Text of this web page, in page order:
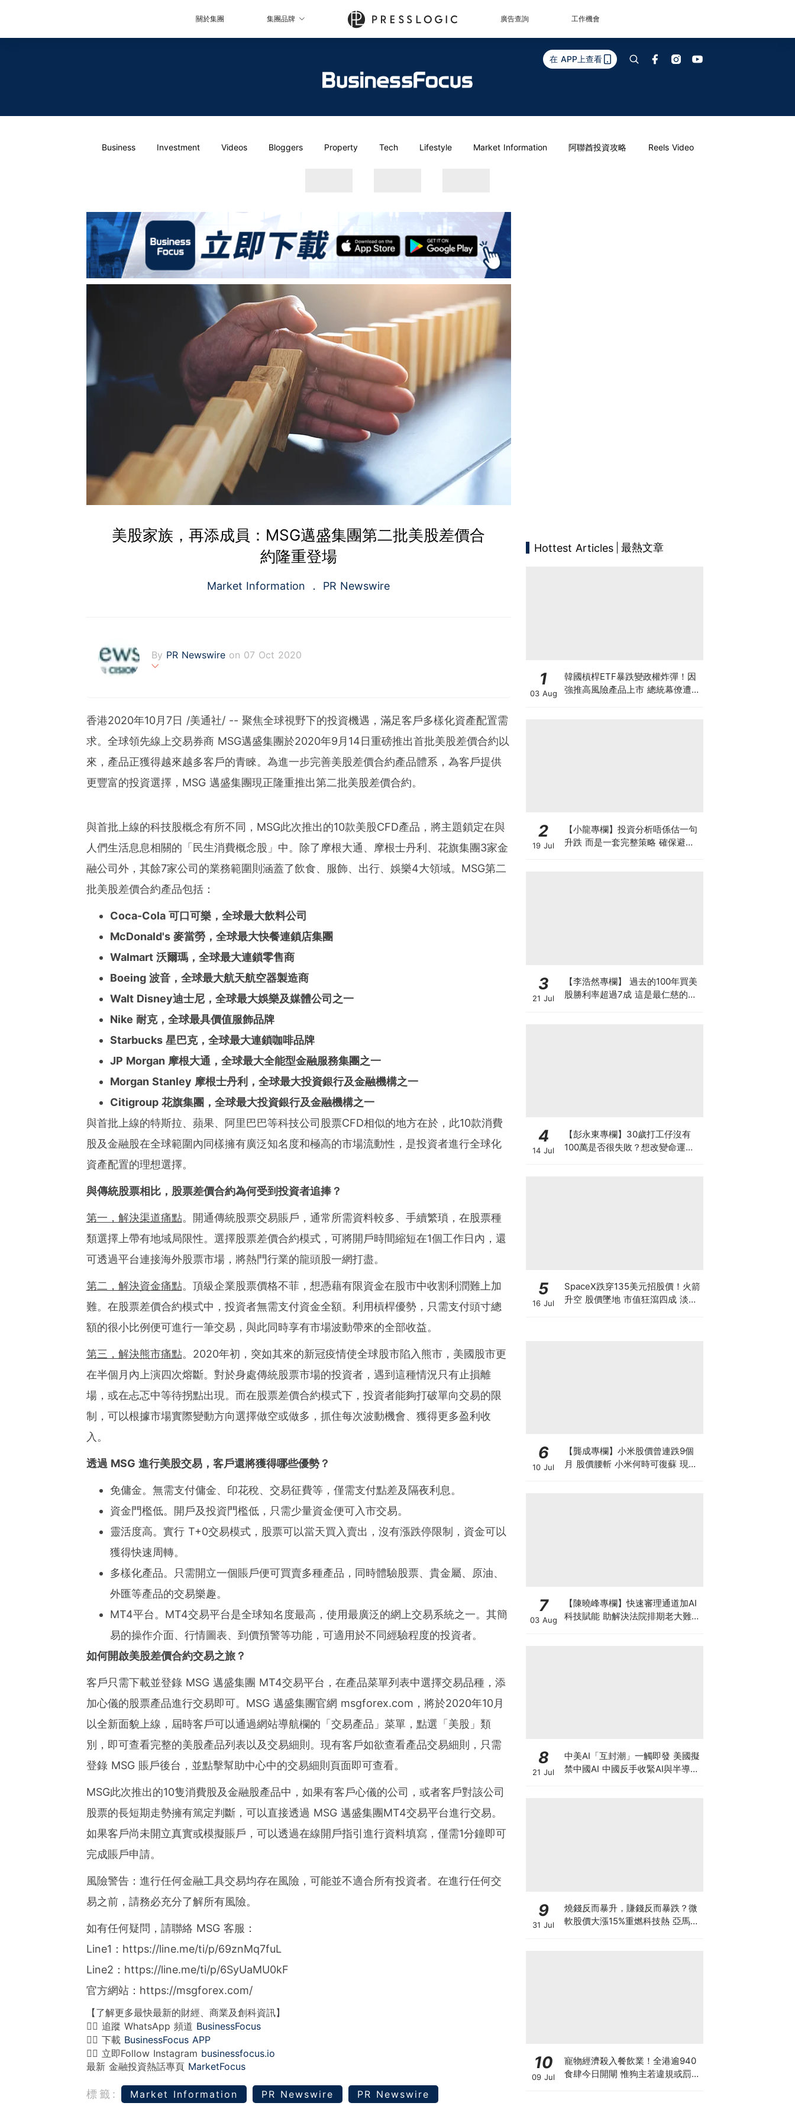
關於集團 集團品牌 廣告查詢 工作機會
在 APP上查看
Business Investment Videos Bloggers Property Tech Lifestyle Market Information 阿聯酋投資攻略 Reels Video
美股家族，再添成員：MSG邁盛集團第二批美股差價合
約隆重登場
Market Information PR Newswire
By PR Newswire on 07 Oct 2020
marketers, corporate communicators and investor relations professionals le
verage to engage key audiences. Having pioneered the commercial news di
stribution industry since 1954, PR Newswire today provides end-to-end solu
t across traditional, digital, mobile and social channels. Combining the worl
d's largest multi-channel content distribution and optimization network with
comprehensive workflow tools and platforms, PR Newswire powers the stor
Asia-Pacific regions.
香港2020年10月7日 /美通社/ -- 聚焦全球視野下的投資機遇，滿足客戶多樣化資產配置需
求。全球領先線上交易券商 MSG邁盛集團於2020年9月14日重磅推出首批美股差價合約以
來，產品正獲得越來越多客戶的青睞。為進一步完善美股差價合約產品體系，為客戶提供
更豐富的投資選擇，MSG 邁盛集團現正隆重推出第二批美股差價合約。
與首批上線的科技股概念有所不同，MSG此次推出的10款美股CFD產品，將主題鎖定在與
人們生活息息相關的「民生消費概念股」中。除了摩根大通、摩根士丹利、花旗集團3家金
融公司外，其餘7家公司的業務範圍則涵蓋了飲食、服飾、出行、娛樂4大領域。MSG第二
批美股差價合約產品包括：
Coca-Cola 可口可樂，全球最大飲料公司
McDonald's 麥當勞，全球最大快餐連鎖店集團
Walmart 沃爾瑪，全球最大連鎖零售商
Boeing 波音，全球最大航天航空器製造商
Walt Disney迪士尼，全球最大娛樂及媒體公司之一
Nike 耐克，全球最具價值服飾品牌
Starbucks 星巴克，全球最大連鎖咖啡品牌
JP Morgan 摩根大通，全球最大全能型金融服務集團之一
Morgan Stanley 摩根士丹利，全球最大投資銀行及金融機構之一
Citigroup 花旗集團，全球最大投資銀行及金融機構之一
與首批上線的特斯拉、蘋果、阿里巴巴等科技公司股票CFD相似的地方在於，此10款消費
股及金融股在全球範圍內同樣擁有廣泛知名度和極高的市場流動性，是投資者進行全球化
資產配置的理想選擇。
與傳統股票相比，股票差價合約為何受到投資者追捧？
第一，解決渠道痛點。開通傳統股票交易賬戶，通常所需資料較多、手續繁瑣，在股票種
類選擇上帶有地域局限性。選擇股票差價合約模式，可將開戶時間縮短在1個工作日內，還
可透過平台連接海外股票市場，將熱門行業的龍頭股一網打盡。
第二，解決資金痛點。頂級企業股票價格不菲，想憑藉有限資金在股市中收割利潤難上加
難。在股票差價合約模式中，投資者無需支付資金全額。利用槓桿優勢，只需支付頭寸總
額的很小比例便可進行一筆交易，與此同時享有市場波動帶來的全部收益。
第三，解決熊市痛點。2020年初，突如其來的新冠疫情使全球股市陷入熊市，美國股市更
在半個月內上演四次熔斷。對於身處傳統股票市場的投資者，遇到這種情況只有止損離
場，或在忐忑中等待拐點出現。而在股票差價合約模式下，投資者能夠打破單向交易的限
制，可以根據市場實際變動方向選擇做空或做多，抓住每次波動機會、獲得更多盈利收
入。
透過 MSG 進行美股交易， 客戶還將獲得哪些優勢？
免傭金。無需支付傭金、印花稅、交易征費等，僅需支付點差及隔夜利息。
資金門檻低。開戶及投資門檻低，只需少量資金便可入市交易。
靈活度高。實行 T+0交易模式，股票可以當天買入賣出，沒有漲跌停限制，資金可以
獲得快速周轉。
多樣化產品。只需開立一個賬戶便可買賣多種產品，同時體驗股票、貴金屬、原油、
外匯等產品的交易樂趣。
MT4平台。MT4交易平台是全球知名度最高，使用最廣泛的網上交易系統之一。其簡
易的操作介面、行情圖表、到價預警等功能，可適用於不同經驗程度的投資者。
如何開啟美股差價合約交易之旅？
客戶只需下載並登錄 MSG 邁盛集團 MT4交易平台 ，在產品菜單列表中選擇交易品種， 添
加心儀的股票產品進行交易即可。MSG 邁盛集團官網 msgforex.com ，將於2020年10月
以全新面貌上線，屆時客戶可以通過網站導航欄的「交易產品」菜單，點選「美股」類
別，即可查看完整的美股產品列表以及交易細則。現有客戶如欲查看產品交易細則，只需
登錄 MSG 賬戶後台，並點擊幫助中心中的交易細則 頁面即可查看。
MSG此次推出的10隻消費股及金融股產品中 ，如果有客戶心儀的公司，或者客戶對該公司
股票的長短期走勢擁有篤定判斷，可以直接透過 MSG 邁盛集團MT4交易平台進行交易。
如果客戶尚未開立真實或模擬賬戶，可以透過在線開戶指引 進行資料填寫，僅需1分鐘即可
完成賬戶申請。
風險警告：進行任何金融工具交易均存在風險，可能並不適合所有投資者。在進行任何交
易之前，請務必充分了解所有風險。
如有任何疑問，請聯絡 MSG 客服：
Line1：https://line.me/ti/p/69znMq7fuL
Line2：https://line.me/ti/p/6SyUaMU0kF
官方網站： https://msgforex.com/
【了解更多最快最新的財經、商業及創科資訊】
👉🏻 追蹤 WhatsApp 頻道 BusinessFocus
👉🏻 下載 BusinessFocus APP
👉🏻 立即Follow Instagram businessfocus.io
最新 金融投資熱話專頁 MarketFocus
標籤: Market Information PR Newswire PR Newswire
Hottest Articles 最熱文章
1
03 Aug
韓國槓桿ETF暴跌變政權炸彈！因
強推高風險產品上市 總統幕僚遭刑
2
19 Jul
【小龍專欄】投資分析唔係估一句
升跌 而是一套完整策略 確保避開
3
21 Jul
【李浩然專欄】 過去的100年買美
股勝利率超過7成 這是最仁慈的賭
4
14 Jul
【彭永東專欄】30歲打工仔沒有
100萬是否很失敗？想改變命運應
5
16 Jul
SpaceX跌穿135美元招股價！火箭
升空 股價墜地 市值狂瀉四成 淡友
6
10 Jul
【龔成專欄】小米股價曾連跌9個
月 股價腰斬 小米何時可復蘇 現在
7
03 Aug
【陳曉峰專欄】快速審理通道加AI
科技賦能 助解決法院排期老大難問
8
21 Jul
中美AI「互封潮」一觸即發 美國擬
禁中國AI 中國反手收緊AI與半導體
9
31 Jul
燒錢反而暴升，賺錢反而暴跌？微
軟股價大漲15%重燃科技熱 亞馬遜
10
09 Jul
寵物經濟殺入餐飲業！全港逾940
食肆今日開閘 惟狗主若違規或罰款